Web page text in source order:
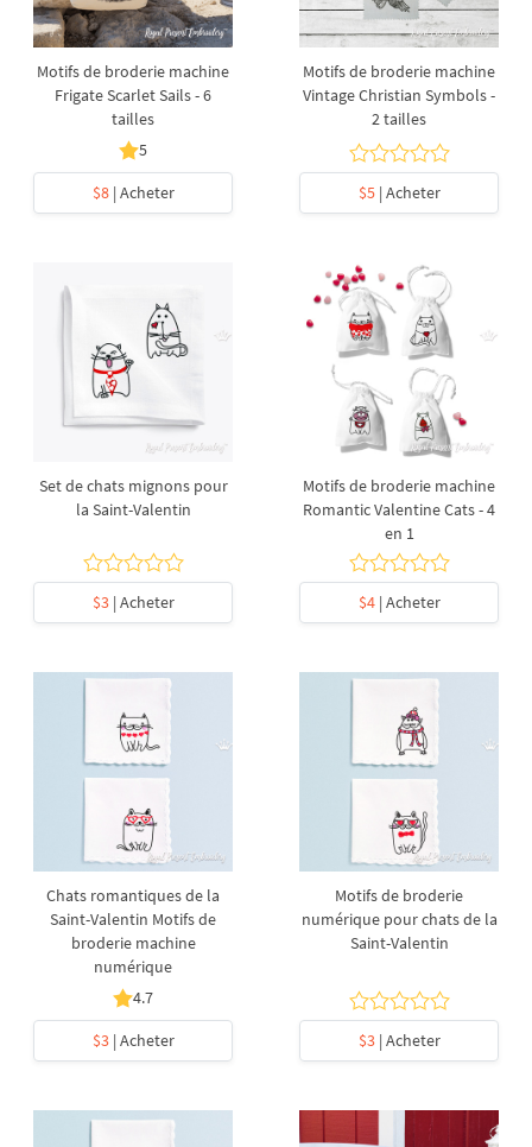
Motifs de broderie machine
Frigate Scarlet Sails - 6
tailles
5
$8| Acheter
Motifs de broderie machine
Vintage Christian Symbols -
2 tailles
$5| Acheter
Set de chats mignons pour
la Saint-Valentin
$3| Acheter
Motifs de broderie machine
Romantic Valentine Cats - 4
en 1
$4| Acheter
Chats romantiques de la
Saint-Valentin Motifs de
broderie machine
numérique
4.7
$3| Acheter
Motifs de broderie
numérique pour chats de la
Saint-Valentin
$3| Acheter